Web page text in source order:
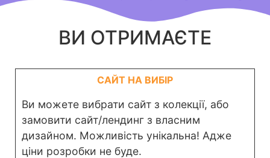
ВИ ОТРИМАЄТЕ
САЙТ НА ВИБІР
Ви можете вибрати сайт з колекції, або
замовити сайт/лендинг з власним
дизайном. Можливість унікальна! Адже
ціни розробки не буде.